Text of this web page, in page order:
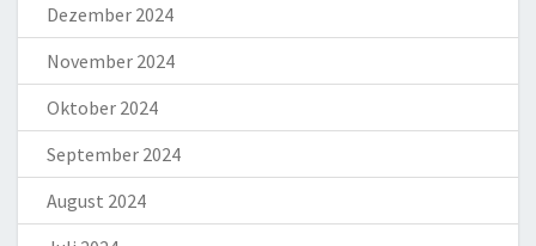
Dezember 2024
November 2024
Oktober 2024
September 2024
August 2024